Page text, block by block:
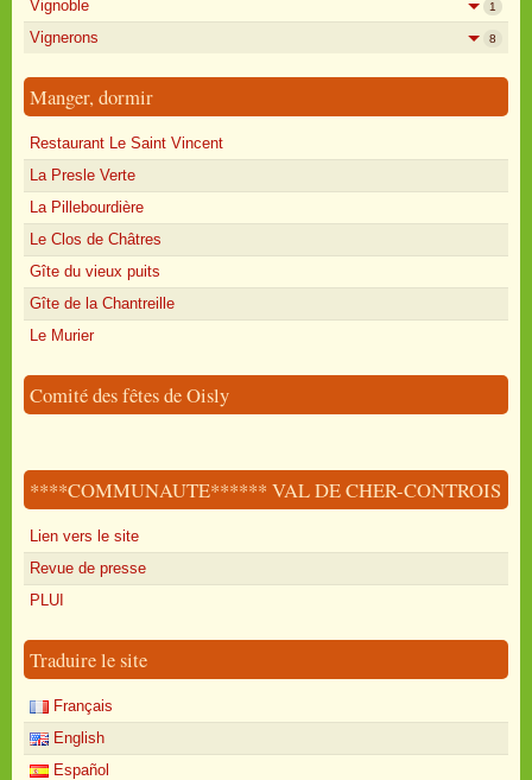
Vignoble 1
Vignerons 8
Manger, dormir
Restaurant Le Saint Vincent
La Presle Verte
La Pillebourdière
Le Clos de Châtres
Gîte du vieux puits
Gîte de la Chantreille
Le Murier
Comité des fêtes de Oisly
****COMMUNAUTE****** VAL DE CHER-CONTROIS
Lien vers le site
Revue de presse
PLUI
Traduire le site
Français
English
Español